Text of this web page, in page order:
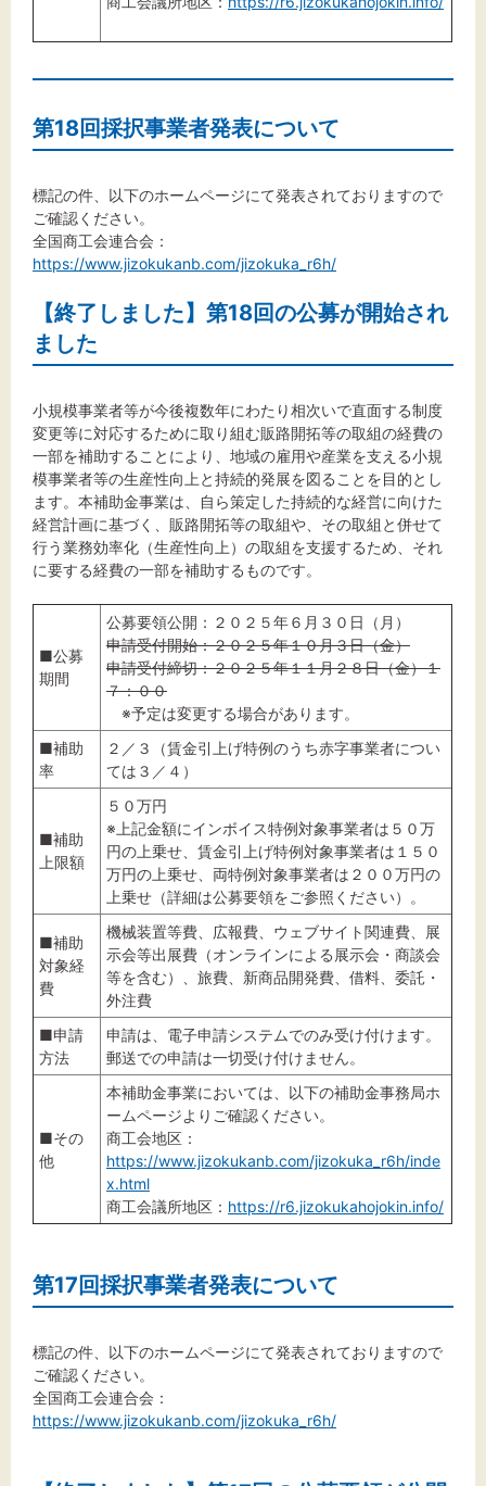
第18回採択事業者発表について
標記の件、以下のホームページにて発表されておりますので
ご確認ください。
全国商工会連合会：
https://www.jizokukanb.com/jizokuka_r6h/
【終了しました】第18回の公募が開始され
ました
小規模事業者等が今後複数年にわたり相次いで直面する制度
変更等に対応するために取り組む販路開拓等の取組の経費の
一部を補助することにより、地域の雇用や産業を支える小規
模事業者等の生産性向上と持続的発展を図ることを目的とし
ます。本補助金事業は、自ら策定した持続的な経営に向けた
経営計画に基づく、販路開拓等の取組や、その取組と併せて
行う業務効率化（生産性向上）の取組を支援するため、それ
に要する経費の一部を補助するものです。
■公募
期間
公募要領公開：２０２５年６月３０日（月）
申請受付開始：２０２５年１０月３日（金）
申請受付締切：２０２５年１１月２８日（金）１
７：００
※予定は変更する場合があります。
■補助
率
２／３（賃金引上げ特例のうち赤字事業者につい
ては３／４）
■補助
上限額
５０万円
※上記金額にインボイス特例対象事業者は５０万
円の上乗せ、賃金引上げ特例対象事業者は１５０
万円の上乗せ、両特例対象事業者は２００万円の
上乗せ（詳細は公募要領をご参照ください）。
■補助
対象経
費
機械装置等費、広報費、ウェブサイト関連費、展
示会等出展費（オンラインによる展示会・商談会
等を含む）、旅費、新商品開発費、借料、委託・
外注費
■申請
方法
申請は、電子申請システムでのみ受け付けます。
郵送での申請は一切受け付けません。
■その
他
本補助金事業においては、以下の補助金事務局ホ
ームページよりご確認ください。
商工会地区：
https://www.jizokukanb.com/jizokuka_r6h/inde
x.html
商工会議所地区： https://r6.jizokukahojokin.info/
第17回採択事業者発表について
標記の件、以下のホームページにて発表されておりますので
ご確認ください。
全国商工会連合会：
https://www.jizokukanb.com/jizokuka_r6h/